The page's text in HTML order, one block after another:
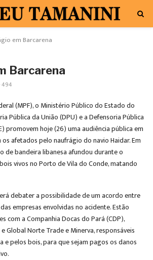
em Barcarena
Barcarena
494
(MPF), o Ministério Público do Estado do
Pública da União (DPU) e a Defensoria Pública
promovem hoje (26) uma audiência pública em
os afetados pelo naufrágio do navio Haidar. Em
de bandeira libanesa afundou durante o
vivos no Porto de Vila do Conde, matando
debater a possibilidade de um acordo entre
empresas envolvidas no acidente. Estão
com a Companhia Docas do Pará (CDP),
Global Norte Trade e Minerva, responsáveis
pelos bois, para que sejam pagos os danos